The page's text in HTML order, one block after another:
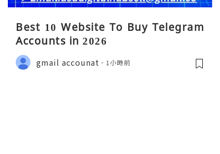
Best 10 Website To Buy Telegram
Accounts in 2026
gmail accounat 1小時前